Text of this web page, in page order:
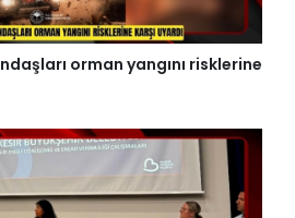
orman yangını risklerine